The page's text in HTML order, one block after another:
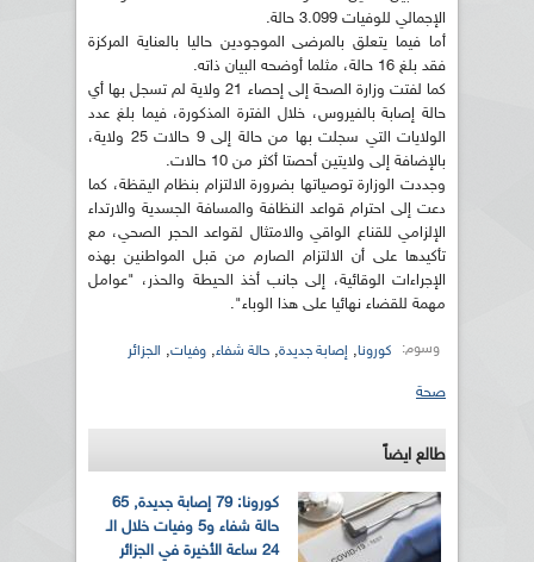
الإجمالي للوفيات 3.099 حالة.
أما فيما يتعلق بالمرضى الموجودين حاليا بالعناية المركزة
فقد بلغ 16 حالة، مثلما أوضحه البيان ذاته.
كما لفتت وزارة الصحة إلى إحصاء 21 ولاية لم تسجل بها أي
حالة إصابة بالفيروس، خلال الفترة المذكورة، فيما بلغ عدد
الولايات التي سجلت بها من حالة إلى 9 حالات 25 ولاية،
بالإضافة إلى ولايتين أحصتا أكثر من 10 حالات.
وجددت الوزارة توصياتها بضرورة الالتزام بنظام اليقظة، كما
دعت إلى احترام قواعد النظافة والمسافة الجسدية والارتداء
الإلزامي للقناع الواقي والامتثال لقواعد الحجر الصحي، مع
تأكيدها على أن الالتزام الصارم من قبل المواطنين بهذه
الإجراءات الوقائية، إلى جانب أخذ الحيطة والحذر، "عوامل
مهمة للقضاء نهائيا على هذا الوباء".
وسوم: كورونا, إصابة جديدة, حالة شفاء, وفيات, الجزائر
صحة
طالع ايضاً
كورونا: 79 إصابة جديدة, 65
حالة شفاء و5 وفيات خلال الـ
24 ساعة الأخيرة في الجزائر